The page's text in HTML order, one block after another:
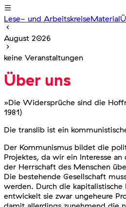
Lese- und ArbeitskreiseMaterial
August 2026
keine Veranstaltungen
Über uns
»Die Widersprüche sind die
1981)
Die translib ist ein
Der Kommunismus bildet die
Projektes, da wir ein Interesse
der Herrschaft des Menschen
Die bestehende Gesellschaft
werden. Durch die kapitalistische
entwickelt sie zwar ungeheure